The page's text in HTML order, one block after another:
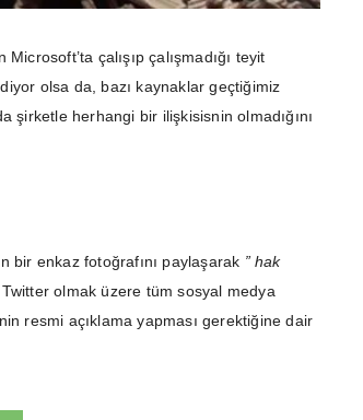
çalışıp çalışmadığı teyit
olsa da, bazı kaynaklar geçtiğimiz
şirketle herhangi bir ilişkisisnin olmadığını
bir enkaz fotoğrafını paylaşarak ” hak
Twitter olmak üzere tüm sosyal medya
resmi açıklama yapması gerektiğine dair